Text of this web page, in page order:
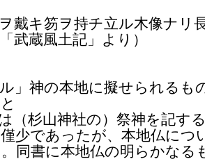
ヲ戴キ笏ヲ持チ立ル木像ナリ
武蔵風土記」より）
」神の本地に擬せられるも
は（杉山神社の）祭神を記す
少であったが、本地仏につ
同書に本地仏の明らかなる